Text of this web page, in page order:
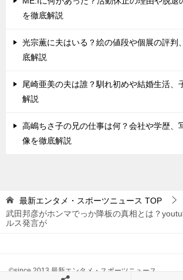
を徹底解説
光宗薫に夫はいる？絵の値段や個展の評判
底解説
尾崎亜美の夫は誰？馴れ初めや結婚生活、
解説
高嶋ちさ子の兄の仕事は何？会社や学歴、
像を徹底解説
最新エンタメ・スポーツニュース TOP
武田邦彦がホンマでっか降板の真相とは？
ルス発言が
©since 2013 最新エンタメ・スポーツニュース